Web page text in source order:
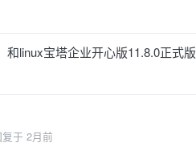
linux宝塔企业开心版11.8.0正式版
复于 2月前